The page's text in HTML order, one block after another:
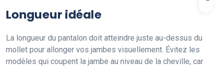
Longueur idéale
La longueur du pantalon doit atteindre juste au-dessus du
mollet pour allonger vos jambes visuellement. Évitez les
modèles qui coupent la jambe au niveau de la cheville, car